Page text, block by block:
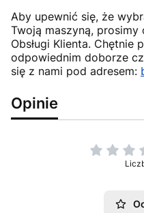
Aby upewnić się, że
Twoją maszyną,
Obsługi Klienta.
odpowiednim doborze
się z nami pod adresem:
Opinie